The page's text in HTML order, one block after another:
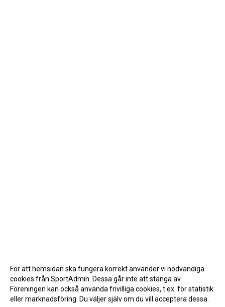
För att hemsidan ska fungera korrekt använder vi nödvändiga
cookies från SportAdmin. Dessa går inte att stänga av.
Föreningen kan också använda frivilliga cookies, t.ex. för statistik
eller marknadsföring. Du väljer själv om du vill acceptera dessa.